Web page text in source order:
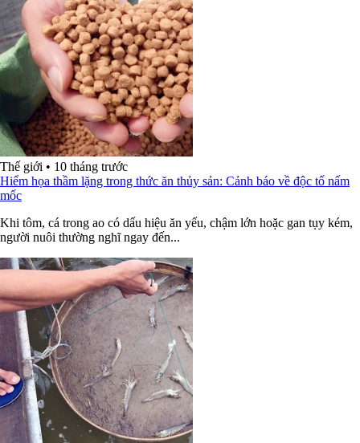
Thế giới • 10 tháng trước
Hiểm họa thầm lặng trong thức ăn thủy sản: Cảnh báo về độc tố nấm
mốc
Khi tôm, cá trong ao có dấu hiệu ăn yếu, chậm lớn hoặc gan tụy kém,
người nuôi thường nghĩ ngay đến...